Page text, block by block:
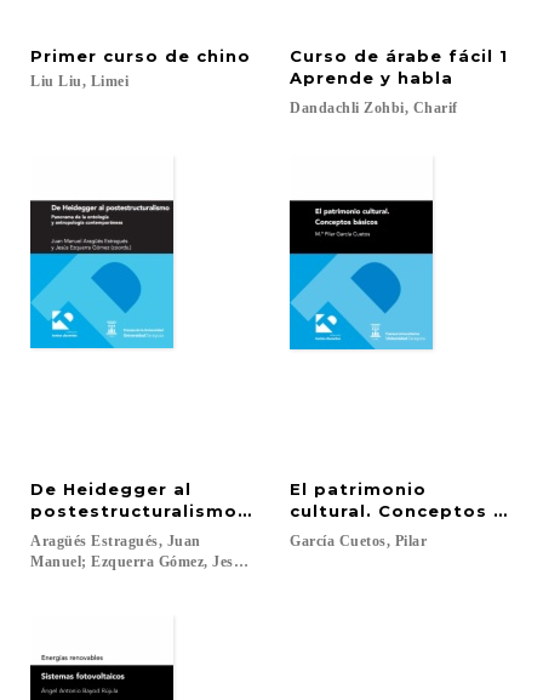
Primer curso de chino
Liu Liu, Limei
Curso de árabe fácil 1
Aprende y habla
Dandachli Zohbi, Charif
De Heidegger al
postestructuralismo. Panorama de la ontología y
Aragüés Estragués, Juan
Manuel; Ezquerra Gómez, Jesús...
El patrimonio
cultural. Conceptos
García Cuetos, Pilar